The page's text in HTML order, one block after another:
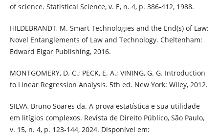
of science. Statistical Science, v. E, n. 4, p. 386-412, 1988.
HILDEBRANDT, M. Smart Technologies and the End(s) of Law:
Novel Entanglements of Law and Technology. Cheltenham:
Edward Elgar Publishing, 2016.
MONTGOMERY, D. C.; PECK, E. A.; VINING, G. G. Introduction
to Linear Regression Analysis. 5th ed. New York: Wiley, 2012.
SILVA, Bruno Soares da. A prova estatística e sua utilidade
em litígios complexos. Revista de Direito Público, São Paulo,
v. 15, n. 4, p. 123-144, 2024. Disponível em: